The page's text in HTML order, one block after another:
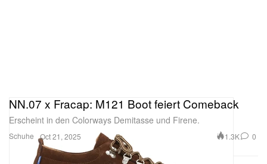
Schuhe
NN.07 x Fracap: M121 Boot feiert Comeback
Erscheint in den Colorways Demitasse und Firene.
Oct 21, 2025 1.3K 0